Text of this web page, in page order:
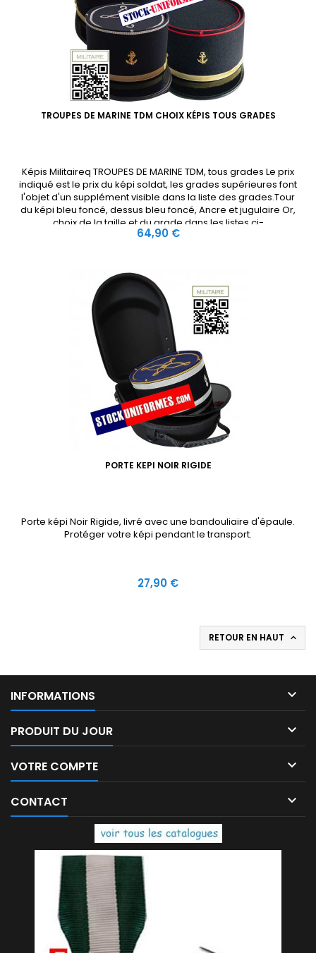
TROUPES DE MARINE TDM CHOIX KÉPIS TOUS GRADES
Képis Militaireq TROUPES DE MARINE TDM, tous grades Le prix
indiqué est le prix du képi soldat, les grades supérieures font
l'objet d'un supplément visible dans la liste des grades.Tour
du képi bleu foncé, dessus bleu foncé, Ancre et jugulaire Or,
choix de la taille et du grade dans les listes ci-
dessous.Soutache rouge écarlate de Soldat à...
Prix
64,90 €
PORTE KEPI NOIR RIGIDE
Porte képi Noir Rigide, livré avec une bandouliaire d'épaule.
Protéger votre képi pendant le transport.
Prix
27,90 €
RETOUR EN HAUT 
INFORMATIONS 
PRODUIT DU JOUR 
VOTRE COMPTE 
CONTACT 